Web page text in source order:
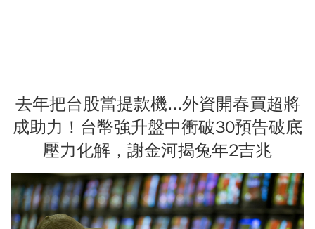
去年把台股當提款機...外資開春買超將
成助力！台幣強升盤中衝破30預告破底
壓力化解，謝金河揭兔年2吉兆